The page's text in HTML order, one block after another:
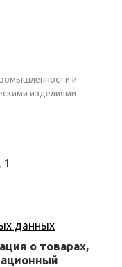
и
изделиями
1
данных
о товарах,